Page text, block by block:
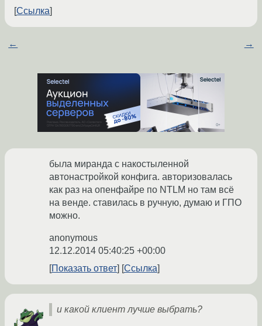
Ссылка
← →
была миранда с накостыленной
автонастройкой конфига. авторизовалась
как раз на опенфайре по NTLM но там всё
на венде. ставилась в ручную, думаю и ГПО
можно.
anonymous
12.12.2014 05:40:25 +00:00
Показать ответ
Ссылка
и какой клиент лучше выбрать?